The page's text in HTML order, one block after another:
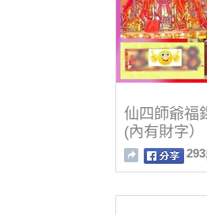
仙四師爺福
(內有財字）
293